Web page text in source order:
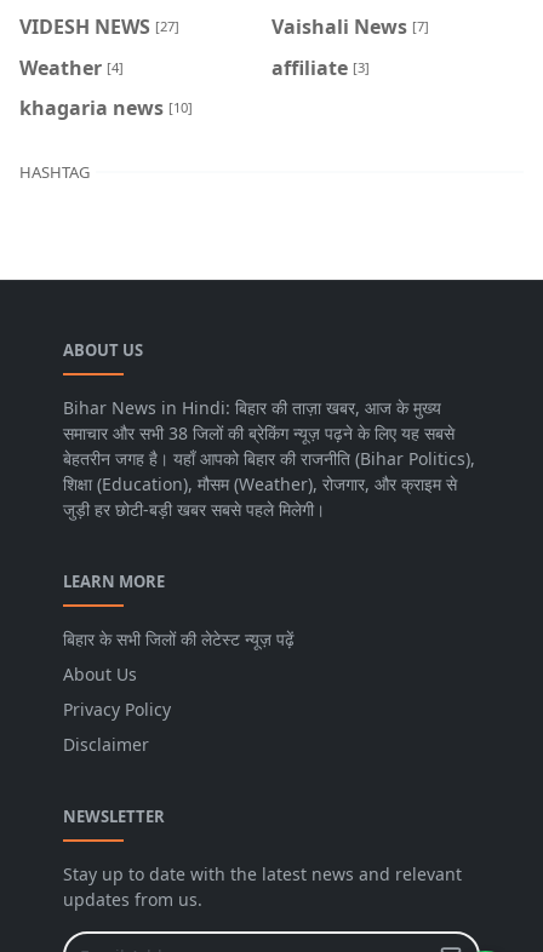
VIDESH NEWS [27] Vaishali News [7]
Weather [4] affiliate [3]
khagaria news [10]
HASHTAG
ABOUT US
Bihar News in Hindi: बिहार की ताज़ा खबर, आज के मुख्य
समाचार और सभी 38 जिलों की ब्रेकिंग न्यूज़ पढ़ने के लिए यह सबसे
बेहतरीन जगह है। यहाँ आपको बिहार की राजनीति (Bihar Politics),
शिक्षा (Education), मौसम (Weather), रोजगार, और क्राइम से
जुड़ी हर छोटी-बड़ी खबर सबसे पहले मिलेगी।
LEARN MORE
बिहार के सभी जिलों की लेटेस्ट न्यूज़ पढ़ें
About Us
Privacy Policy
Disclaimer
NEWSLETTER
Stay up to date with the latest news and relevant
updates from us.